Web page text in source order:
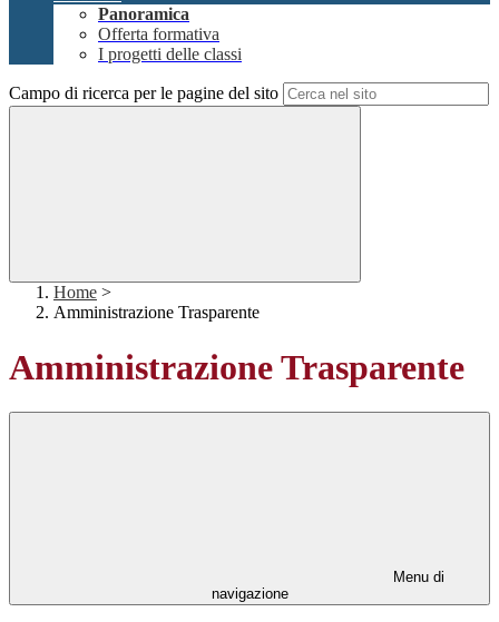
Panoramica
Offerta formativa
I progetti delle classi
Campo di ricerca per le pagine del sito
Home >
Amministrazione Trasparente
Amministrazione Trasparente
Menu di
navigazione